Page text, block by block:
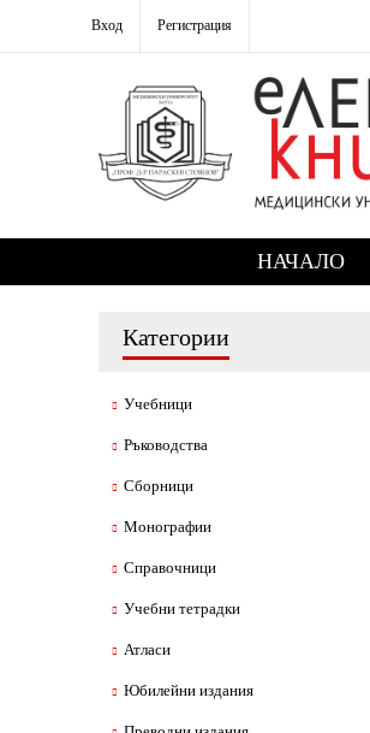
Вход Регистрация
НАЧАЛО
Категории
Учебници
Ръководства
Сборници
Монографии
Справочници
Учебни тетрадки
Атласи
Юбилейни издания